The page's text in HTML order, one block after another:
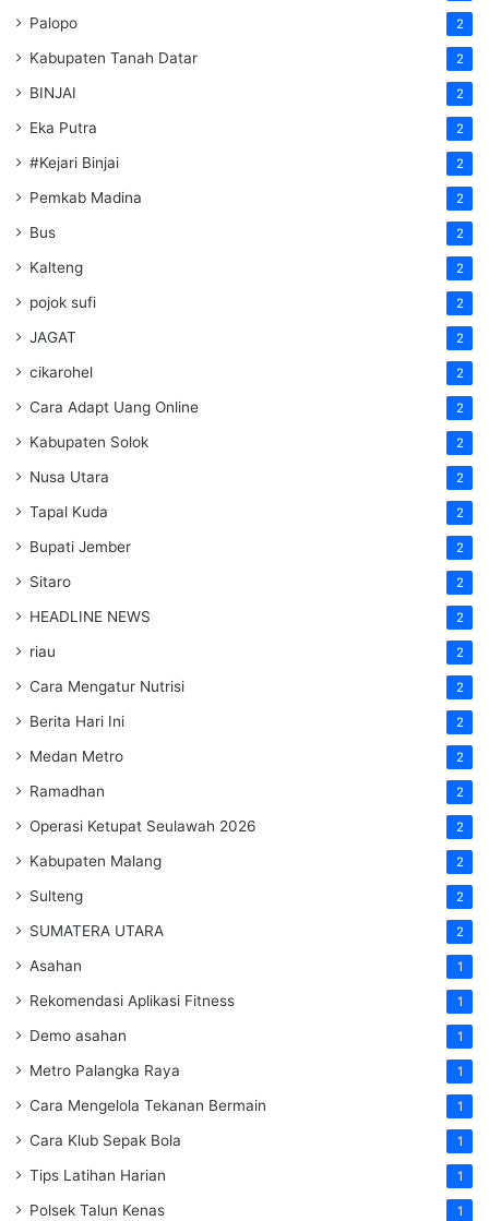
Palopo 2
Kabupaten Tanah Datar 2
BINJAI 2
Eka Putra 2
#Kejari Binjai 2
Pemkab Madina 2
Bus 2
Kalteng 2
pojok sufi 2
JAGAT 2
cikarohel 2
Cara Adapt Uang Online 2
Kabupaten Solok 2
Nusa Utara 2
Tapal Kuda 2
Bupati Jember 2
Sitaro 2
HEADLINE NEWS 2
riau 2
Cara Mengatur Nutrisi 2
Berita Hari Ini 2
Medan Metro 2
Ramadhan 2
Operasi Ketupat Seulawah 2026 2
Kabupaten Malang 2
Sulteng 2
SUMATERA UTARA 2
Asahan 1
Rekomendasi Aplikasi Fitness 1
Demo asahan 1
Metro Palangka Raya 1
Cara Mengelola Tekanan Bermain 1
Cara Klub Sepak Bola 1
Tips Latihan Harian 1
Polsek Talun Kenas 1